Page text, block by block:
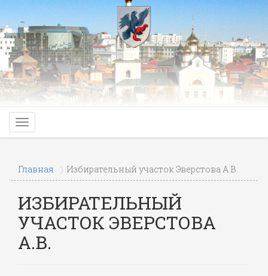
Главная Избирательный участок Эверстова А.В.
ИЗБИРАТЕЛЬНЫЙ
УЧАСТОК ЭВЕРСТОВА
А.В.